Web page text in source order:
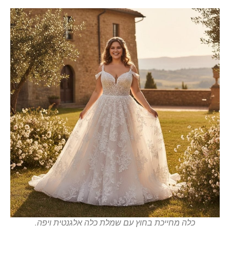
כלה מחייכת בחוץ עם שמלת כלה אלגנטית ויפה.